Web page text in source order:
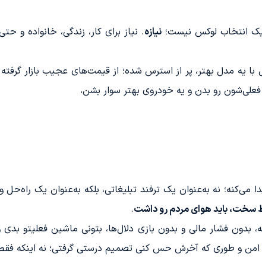
یک انتخاب لوکس نیست؛ نیازه. نیاز برای کار، زندگی، خانواده
یه مدل بهتر، پر از استرس شده؛ از قیمت‌های عجیب بازار
رو بدن و یه خودروی بهتر سوار بشن،
می‌کنه؛ نه به‌عنوان یک ترفند تبلیغاتی، بلکه به‌عنوان یک
سخت، باید هوای مردم رو داشت.
بدون فشار مالی و بدون بازی دلال‌ها، بتونی ماشین فعلیتو بدی
امن و طوری که آخرش حس کنی تصمیم درستی گرفتی؛ نه اینکه